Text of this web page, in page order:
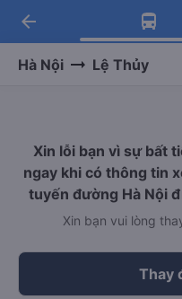
Tải app
Nhận ưu đãi
Tải app
-30k/ghế
arrow_back
Hà Nội Lệ Thủy
Xin lỗi bạn vì sự bất
ngay khi có thông tin
tuyến đường Hà Nội
Xin bạn vui lòng
Thay